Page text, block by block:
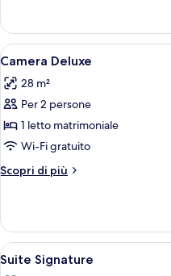
Signature,
balcone
Apri
tutte
le
foto
per
Camera
Deluxe
6
Camera Deluxe
28 m²
Per 2 persone
1 letto matrimoniale
Wi-Fi gratuito
Scopri di più
Altri
Deluxe
Apri
tutte
8
Suite Signature